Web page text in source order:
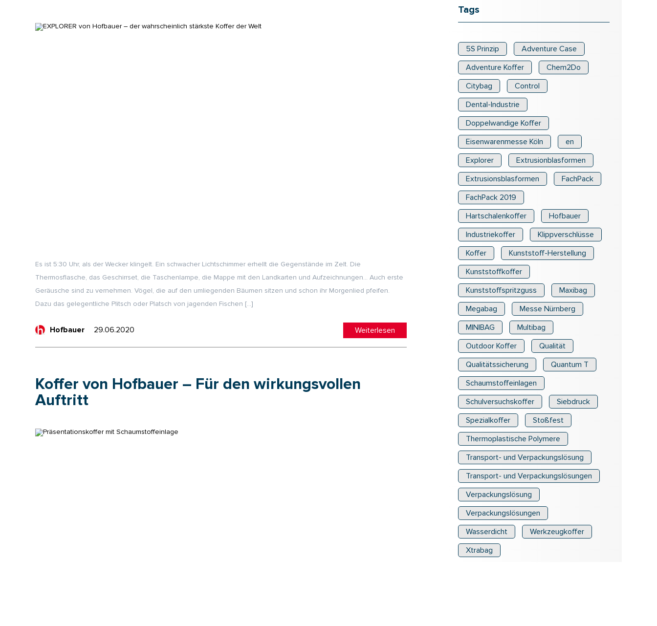
Es ist 5:30 Uhr, als der Wecker klingelt. Ein schwacher Lichtschimmer erhellt die Gegenstände im Zelt. Die
Thermosflasche, das Geschirrset, die Taschenlampe, die Mappe mit den Landkarten und Aufzeichnungen… Auch erste
Geräusche sind zu vernehmen. Vögel, die auf den umliegenden Bäumen sitzen und schon ihr Morgenlied pfeifen.
Dazu das gelegentliche Plitsch oder Platsch von jagenden Fischen […]
Hofbauer 29.06.2020 Weiterlesen
Koffer von Hofbauer – Für den wirkungsvollen
Auftritt
Tags
5S Prinzip
Adventure Case
Adventure Koffer
Chem2Do
Citybag
Control
Dental-Industrie
Doppelwandige Koffer
Eisenwarenmesse Köln
en
Explorer
Extrusionblasformen
Extrusionsblasformen
FachPack
FachPack 2019
Hartschalenkoffer
Hofbauer
Industriekoffer
Klippverschlüsse
Koffer
Kunststoff-Herstellung
Kunststoffkoffer
Kunststoffspritzguss
Maxibag
Megabag
Messe Nürnberg
MINIBAG
Multibag
Outdoor Koffer
Qualität
Qualitätssicherung
Quantum T
Schaumstoffeinlagen
Schulversuchskoffer
Siebdruck
Spezialkoffer
Stoßfest
Thermoplastische Polymere
Transport- und Verpackungslösung
Transport- und Verpackungslösungen
Verpackungslösung
Verpackungslösungen
Wasserdicht
Werkzeugkoffer
Xtrabag